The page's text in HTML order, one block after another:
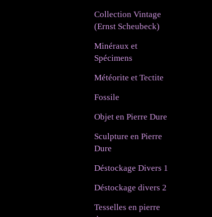
Collection Vintage
(Ernst Scheubeck)
Minéraux et
Spécimens
Météorite et Tectite
Fossile
Objet en Pierre Dure
Sculpture en Pierre
Dure
Déstockage Divers 1
Déstockage divers 2
Tesselles en pierre